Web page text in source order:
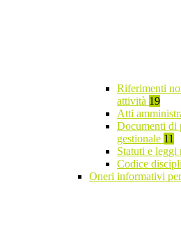
Riferimenti
attività 19
Atti
Documenti di
gestionale 11
Statuti e leggi
Codice
Oneri informativi